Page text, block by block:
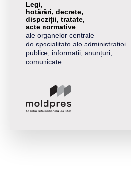
Legi,
hotărâri, decrete,
dispoziții, tratate,
acte normative
ale organelor centrale
de specialitate ale administrației
publice, informații, anunțuri,
comunicate